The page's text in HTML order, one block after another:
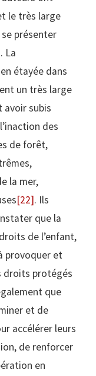
le très large
présenter
. La
étayée dans
un très large
avoir subis
des
de forêt,
la mer,
[22]. Ils
que la
de l’enfant,
provoquer et
droits protégés
que
et de
accélérer leurs
de renforcer
en